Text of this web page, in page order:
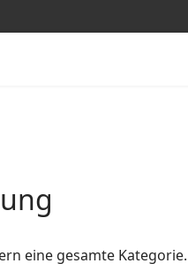
eine gesamte Kategorie.